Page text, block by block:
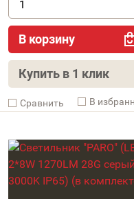
В корзину
Купить в 1 клик
Cравнить В